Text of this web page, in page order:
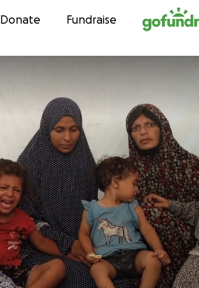
Skip to content
Donate Fundraise